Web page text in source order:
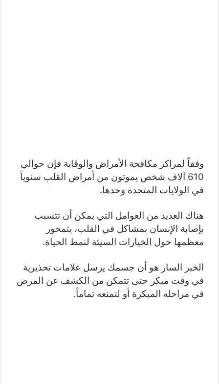
وفقاً لمراكز مكافحة الأمراض والوقاية فإن حوالي
610 آلاف شخص يموتون من أمراض القلب سنوياً
في الولايات المتحدة وحدها.
هناك العديد من العوامل التي يمكن أن تتسبب
بإصابة الإنسان بمشاكل في القلب، يتمحور
معظمها حول الخيارات السيئة لنمط الحياة.
الخبر السار هو أن جسمك يرسل علامات تحذيرية
في وقت مبكر حتى تتمكن من الكشف عن المرض
في مراحله المبكرة أو لتمنعه تماماً.